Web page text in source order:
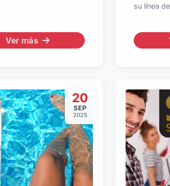
Ver más
su línea
20
SEP
2025